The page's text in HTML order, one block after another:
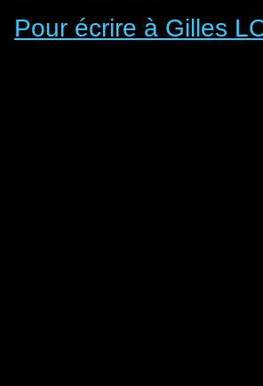
Pour écrire à Gilles